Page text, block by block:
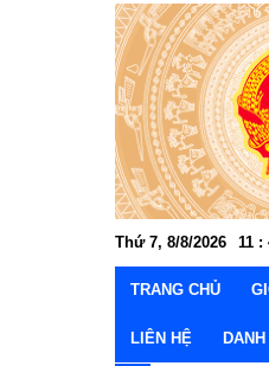
Thứ 7, 8/8/2026 11 :
TRANG CHỦ
LIÊN HỆ